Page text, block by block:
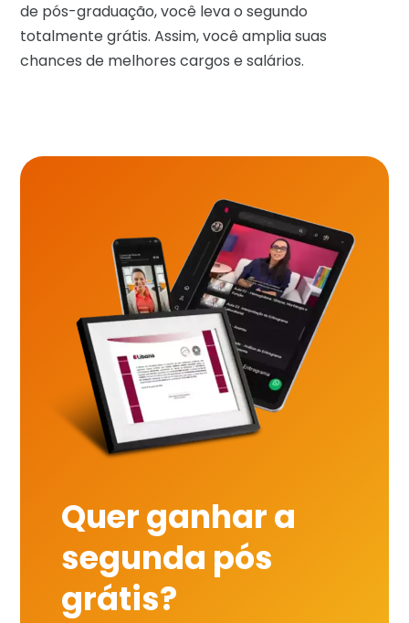
de pós-graduação, você leva o segundo
totalmente grátis. Assim, você amplia suas
chances de melhores cargos e salários.
Quer ganhar a
segunda pós
grátis?